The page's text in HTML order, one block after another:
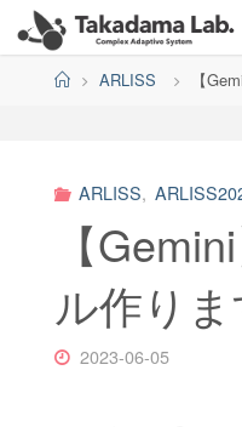
content ホ
ARLISS 【
ARLISS,
【
ル作り
2023-06-05